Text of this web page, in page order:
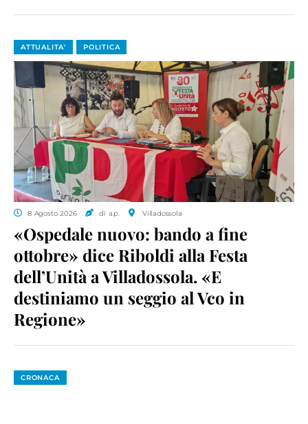
ATTUALITA' POLITICA
8 Agosto 2026 di a.p. Villadossola
«Ospedale nuovo: bando a fine
ottobre» dice Riboldi alla Festa
dell’Unità a Villadossola. «E
destiniamo un seggio al Vco in
Regione»
CRONACA